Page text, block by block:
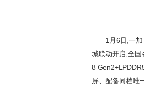
1月6日,一
城联动开启,全国
8
屏、配备同档唯